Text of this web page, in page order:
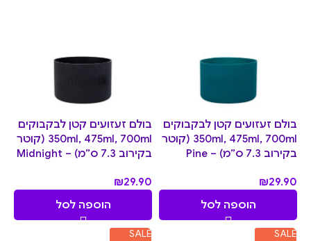
בולם זעזועים קטן לבקבוקים
350ml, 475ml, 700ml (קוטר
בקירוב 7.3 ס”מ) – Pine
₪29.90
הוספה לסל
בולם זעזועים קטן לבקבוקים
350ml, 475ml, 700ml (קוטר
בקירוב 7.3 ס”מ) – Midnight
₪29.90
הוספה לסל
SALE
SALE